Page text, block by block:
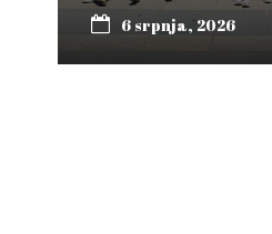
6 srpnja, 2026